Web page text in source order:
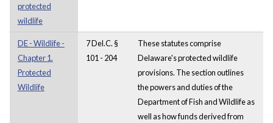
protected
wildlife
DE - Wildlife -
Chapter 1.
Protected
Wildlife
7 Del.C. §
101 - 204
These statutes comprise
Delaware's protected wildlife
provisions. The section outlines
the powers and duties of the
Department of Fish and Wildlife as
well as how funds derived from